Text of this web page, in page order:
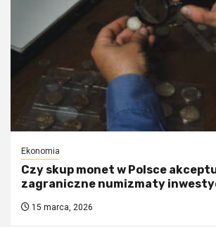
Ekonomia
Czy skup monet w Polsce
zagraniczne numizmaty
15 marca, 2026